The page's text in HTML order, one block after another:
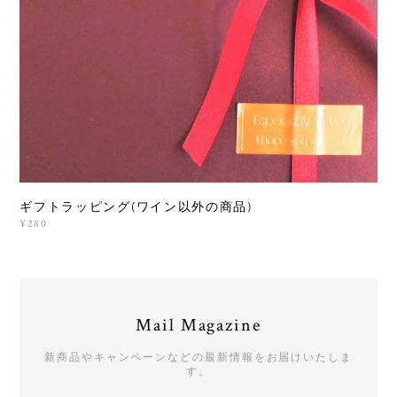
ギフトラッピング(ワイン以外の商品)
¥280
Mail Magazine
新商品やキャンペーンなどの最新情報をお届けいたしま
す。